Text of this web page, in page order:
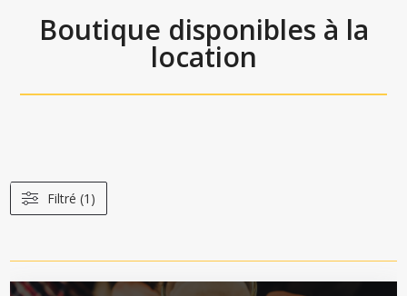
Boutique disponibles à la
location
Filtré (1)